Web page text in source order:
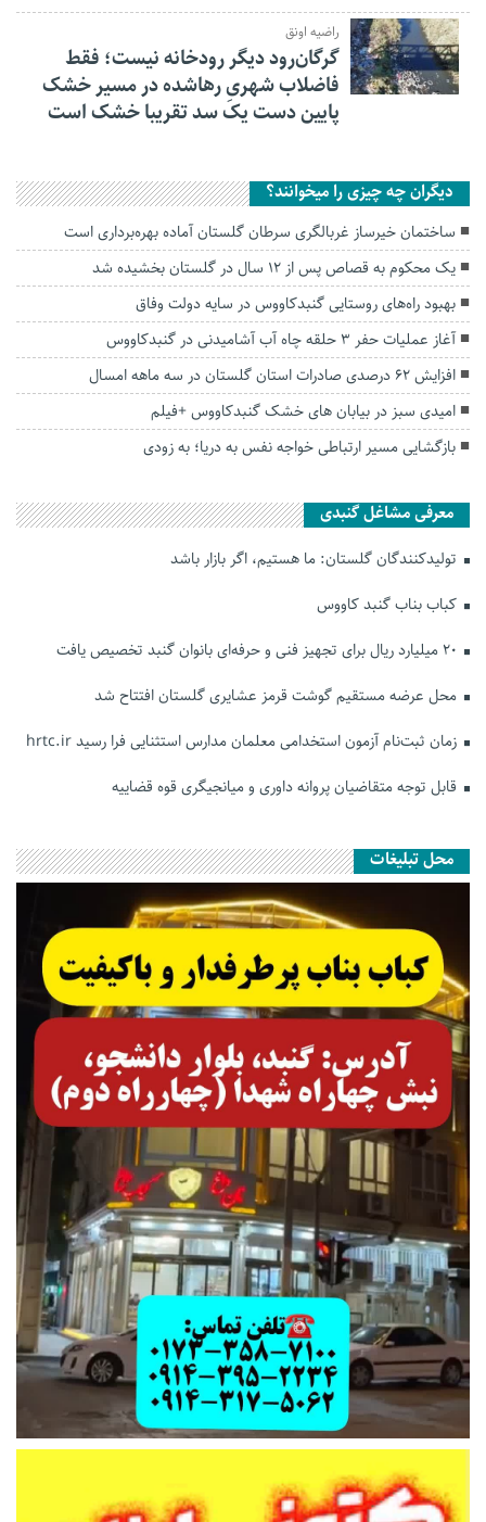
راضیه اونق
گرگان‌رود دیگر رودخانه نیست؛ فقط
فاضلاب شهریِ رهاشده در مسیر خشک
پایین دست یک سد تقریبا خشک است
دیگران چه چیزی را میخوانند؟
ساختمان خیرساز غربالگری سرطان گلستان آماده بهره‌برداری است
یک محکوم به قصاص پس از ۱۲ سال در گلستان بخشیده شد
بهبود راه‌های روستایی گنبدکاووس در سایه دولت وفاق
آغاز عملیات حفر ۳ حلقه چاه آب آشامیدنی در گنبدکاووس
افزایش ۶۲ درصدی صادرات استان گلستان در سه ماهه امسال
امیدی سبز در بیابان های خشک گنبدکاووس +فیلم
بازگشایی مسیر ارتباطی خواجه نفس به دریا؛ به زودی
معرفی مشاغل گنبدی
تولیدکنندگان گلستان: ما هستیم، اگر بازار باشد
کباب بناب گنبد کاووس
محل عرضه مستقیم گوشت قرمز عشایری گلستان افتتاح شد
زمان ثبت‌نام آزمون استخدامی معلمان مدارس استثنایی فرا رسید hrtc.ir
قابل توجه متقاضیان پروانه داوری و میانجیگری قوه قضاییه
محل تبلیغات